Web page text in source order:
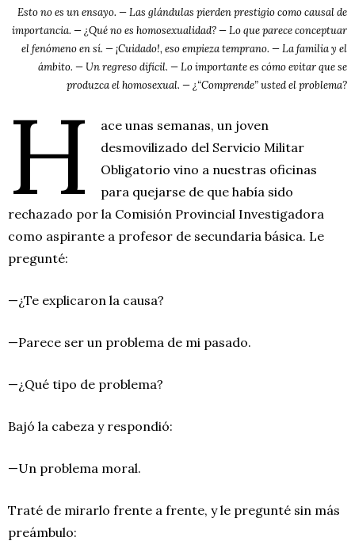
Esto no es un ensayo. — Las glándulas pierden prestigio como causal de
importancia. — ¿Qué no es homosexualidad? — Lo que parece conceptuar
el fenómeno en sí. — ¡Cuidado!, eso empieza temprano. — La familia y el
ámbito. — Un regreso difícil. — Lo importante es cómo evitar que se
produzca el homosexual. — ¿“Comprende” usted el problema?
H
ace unas semanas, un joven
desmovilizado del Servicio Militar
Obligatorio vino a nuestras oficinas
para quejarse de que había sido
rechazado por la Comisión Provincial Investigadora
como aspirante a profesor de secundaria básica. Le
pregunté:
—¿Te explicaron la causa?
—Parece ser un problema de mi pasado.
—¿Qué tipo de problema?
Bajó la cabeza y respondió:
—Un problema moral.
Traté de mirarlo frente a frente, y le pregunté sin más
preámbulo: